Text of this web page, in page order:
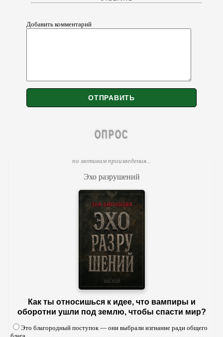
Добавить комментарий
ОПРОС
по мотивам произведения...
Эхо разрушений
Как ты относишься к идее, что вампиры и
оборотни ушли под землю, чтобы спасти мир?
Это благородный поступок — они выбрали изгнание ради общего